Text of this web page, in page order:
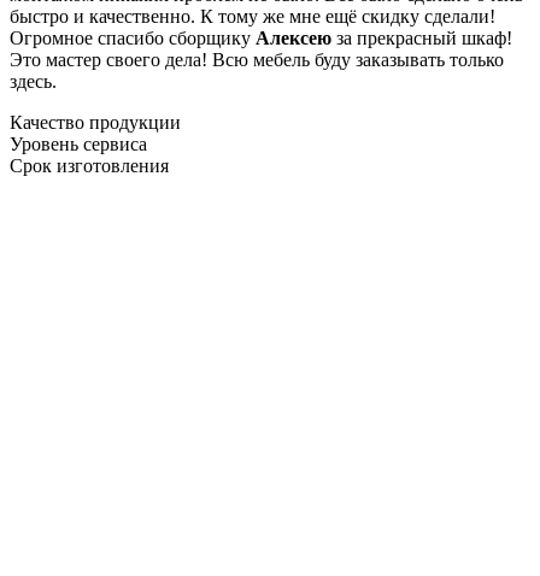
быстро и качественно. К тому же мне ещё скидку сделали!
Огромное спасибо сборщику Алексею за прекрасный шкаф!
Это мастер своего дела! Всю мебель буду заказывать только
здесь.
Качество продукции
Уровень сервиса
Срок изготовления